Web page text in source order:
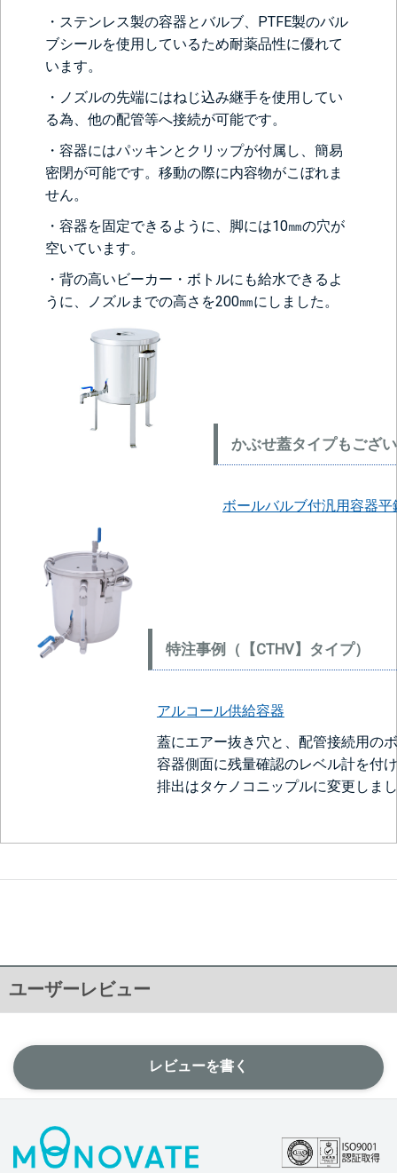
・ステンレス製の容器とバルブ、PTFE製のバル
ブシールを使用しているため耐薬品性に優れて
います。
・ノズルの先端にはねじ込み継手を使用してい
る為、他の配管等へ接続が可能です。
・容器にはパッキンとクリップが付属し、簡易
密閉が可能です。移動の際に内容物がこぼれま
せん。
・容器を固定できるように、脚には10㎜の穴が
空いています。
・背の高いビーカー・ボトルにも給水できるよ
うに、ノズルまでの高さを200㎜にしました。
かぶせ蓋タイプもござ
ボールバルブ付汎用容器平
特注事例（【CTHV】タイプ）
アルコール供給容器
蓋にエアー抜き穴と、配管接続用の
容器側面に残量確認のレベル計を付
排出はタケノコニップルに変更しま
ユーザーレビュー
レビューを書く